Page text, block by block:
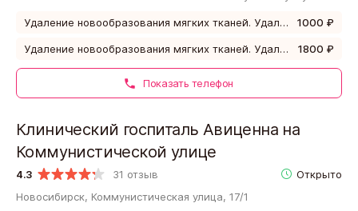
Показать телефон
Удаление новообразования мягких тканей. Удаление множественных папиллом (кондилом),контагиозных моллюск на аппарате "Фотек"(1 единица) 1000 ₽
Удаление новообразования мягких тканей. Удаление папилломы (кондиломы),контагиозного моллюска на аппарате "Фотек" 1800 ₽
4.3 31 отзыв Открыто
Клинический госпиталь Авиценна на
Коммунистической улице
Новосибирск, Коммунистическая улица, 17/1